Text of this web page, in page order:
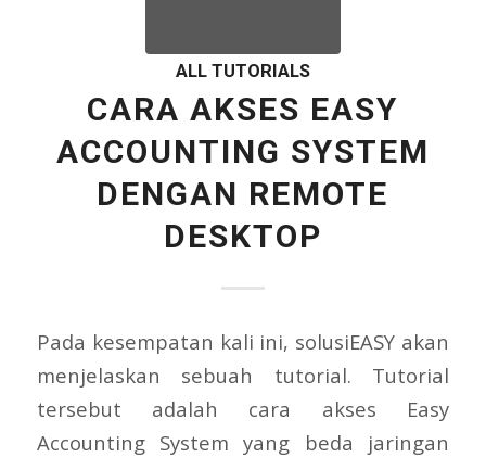
ALL TUTORIALS
CARA AKSES EASY
ACCOUNTING SYSTEM
DENGAN REMOTE
DESKTOP
Pada kesempatan kali ini, solusiEASY akan
menjelaskan sebuah tutorial. Tutorial
tersebut adalah cara akses Easy
Accounting System yang beda jaringan